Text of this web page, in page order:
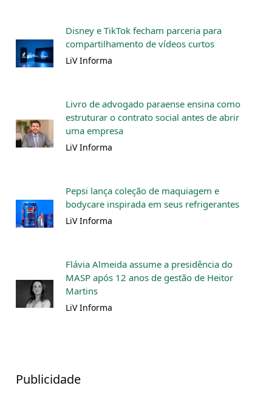
Disney e TikTok fecham parceria para
compartilhamento de vídeos curtos
LiV Informa
Livro de advogado paraense ensina como
estruturar o contrato social antes de abrir
uma empresa
LiV Informa
Pepsi lança coleção de maquiagem e
bodycare inspirada em seus refrigerantes
LiV Informa
Flávia Almeida assume a presidência do
MASP após 12 anos de gestão de Heitor
Martins
LiV Informa
Publicidade